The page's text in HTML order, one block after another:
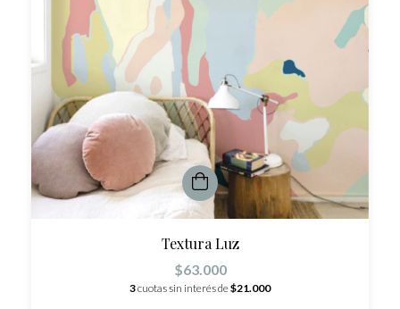
Textura Luz
$63.000
3cuotas sin interés de$21.000